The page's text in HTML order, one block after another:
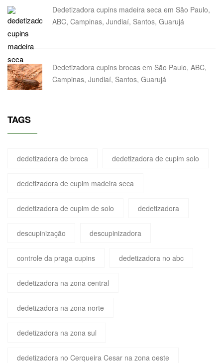
Dedetizadora cupins madeira seca em São Paulo,
ABC, Campinas, Jundiaí, Santos, Guarujá
Dedetizadora cupins brocas em São Paulo, ABC,
Campinas, Jundiaí, Santos, Guarujá
TAGS
dedetizadora de broca dedetizadora de cupim solo
dedetizadora de cupim madeira seca
dedetizadora de cupim de solo dedetizadora
descupinização descupinizadora
controle da praga cupins dedetizadora no abc
dedetizadora na zona central
dedetizadora na zona norte
dedetizadora na zona sul
dedetizadora no Cerqueira Cesar na zona oeste